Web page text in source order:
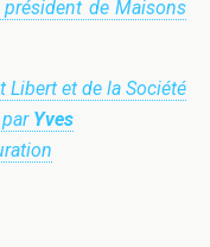
président de Maisons
Libert et de la Société
Yves